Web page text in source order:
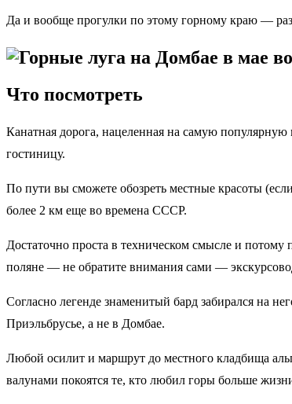
Да и вообще прогулки по этому горному краю —
Что посмотреть
Канатная дорога, нацеленная на самую
гостиницу.
По пути вы сможете обозреть местные красоты
более 2 км еще во времена СССР.
Достаточно проста в техническом смысле и
поляне — не обратите внимания сами —
Согласно легенде знаменитый бард забирался на
Приэльбрусье, а не в Домбае.
Любой осилит и маршрут до местного кладбища
валунами покоятся те, кто любил горы больше